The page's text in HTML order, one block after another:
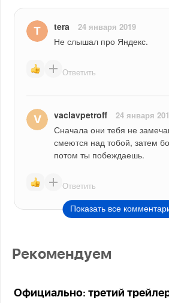
tera 24 января 2019
Не слышал про Яндекс.
Ответить
vaclavpetroff 24 января
Сначала они тебя не
смеются над тобой, затем
потом ты побеждаешь.
Ответить
Показать все
Рекомендуем
Официально: третий